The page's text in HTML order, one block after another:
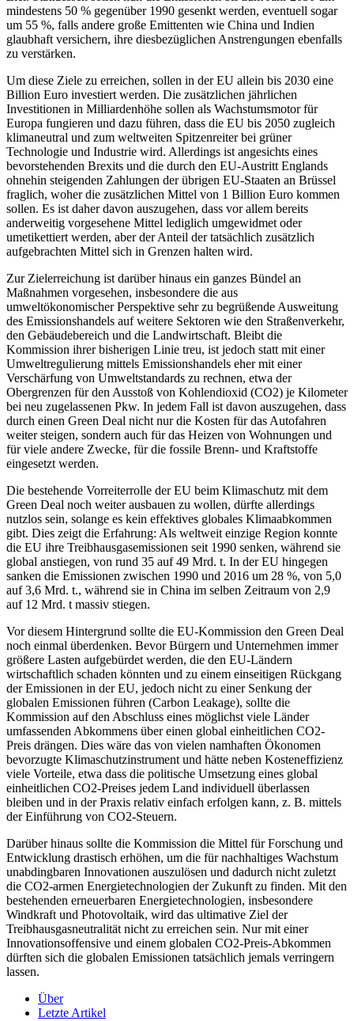
mindestens 50 % gegenüber 1990 gesenkt werden, eventuell sogar
um 55 %, falls andere große Emittenten wie China und Indien
glaubhaft versichern, ihre diesbezüglichen Anstrengungen ebenfalls
zu verstärken.
Um diese Ziele zu erreichen, sollen in der EU allein bis 2030 eine
Billion Euro investiert werden. Die zusätzlichen jährlichen
Investitionen in Milliardenhöhe sollen als Wachstumsmotor für
Europa fungieren und dazu führen, dass die EU bis 2050 zugleich
klimaneutral und zum weltweiten Spitzenreiter bei grüner
Technologie und Industrie wird. Allerdings ist angesichts eines
bevorstehenden Brexits und die durch den EU-Austritt Englands
ohnehin steigenden Zahlungen der übrigen EU-Staaten an Brüssel
fraglich, woher die zusätzlichen Mittel von 1 Billion Euro kommen
sollen. Es ist daher davon auszugehen, dass vor allem bereits
anderweitig vorgesehene Mittel lediglich umgewidmet oder
umetikettiert werden, aber der Anteil der tatsächlich zusätzlich
aufgebrachten Mittel sich in Grenzen halten wird.
Zur Zielerreichung ist darüber hinaus ein ganzes Bündel an
Maßnahmen vorgesehen, insbesondere die aus
umweltökonomischer Perspektive sehr zu begrüßende Ausweitung
des Emissionshandels auf weitere Sektoren wie den Straßenverkehr,
den Gebäudebereich und die Landwirtschaft. Bleibt die
Kommission ihrer bisherigen Linie treu, ist jedoch statt mit einer
Umweltregulierung mittels Emissionshandels eher mit einer
Verschärfung von Umweltstandards zu rechnen, etwa der
Obergrenzen für den Ausstoß von Kohlendioxid (CO2) je Kilometer
bei neu zugelassenen Pkw. In jedem Fall ist davon auszugehen, dass
durch einen Green Deal nicht nur die Kosten für das Autofahren
weiter steigen, sondern auch für das Heizen von Wohnungen und
für viele andere Zwecke, für die fossile Brenn- und Kraftstoffe
eingesetzt werden.
Die bestehende Vorreiterrolle der EU beim Klimaschutz mit dem
Green Deal noch weiter ausbauen zu wollen, dürfte allerdings
nutzlos sein, solange es kein effektives globales Klimaabkommen
gibt. Dies zeigt die Erfahrung: Als weltweit einzige Region konnte
die EU ihre Treibhausgasemissionen seit 1990 senken, während sie
global anstiegen, von rund 35 auf 49 Mrd. t. In der EU hingegen
sanken die Emissionen zwischen 1990 und 2016 um 28 %, von 5,0
auf 3,6 Mrd. t., während sie in China im selben Zeitraum von 2,9
auf 12 Mrd. t massiv stiegen.
Vor diesem Hintergrund sollte die EU-Kommission den Green Deal
noch einmal überdenken. Bevor Bürgern und Unternehmen immer
größere Lasten aufgebürdet werden, die den EU-Ländern
wirtschaftlich schaden könnten und zu einem einseitigen Rückgang
der Emissionen in der EU, jedoch nicht zu einer Senkung der
globalen Emissionen führen (Carbon Leakage), sollte die
Kommission auf den Abschluss eines möglichst viele Länder
umfassenden Abkommens über einen global einheitlichen CO2-
Preis drängen. Dies wäre das von vielen namhaften Ökonomen
bevorzugte Klimaschutzinstrument und hätte neben Kosteneffizienz
viele Vorteile, etwa dass die politische Umsetzung eines global
einheitlichen CO2-Preises jedem Land individuell überlassen
bleiben und in der Praxis relativ einfach erfolgen kann, z. B. mittels
der Einführung von CO2-Steuern.
Darüber hinaus sollte die Kommission die Mittel für Forschung und
Entwicklung drastisch erhöhen, um die für nachhaltiges Wachstum
unabdingbaren Innovationen auszulösen und dadurch nicht zuletzt
die CO2-armen Energietechnologien der Zukunft zu finden. Mit den
bestehenden erneuerbaren Energietechnologien, insbesondere
Windkraft und Photovoltaik, wird das ultimative Ziel der
Treibhausgasneutralität nicht zu erreichen sein. Nur mit einer
Innovationsoffensive und einem globalen CO2-Preis-Abkommen
dürften sich die globalen Emissionen tatsächlich jemals verringern
lassen.
Über
Letzte Artikel